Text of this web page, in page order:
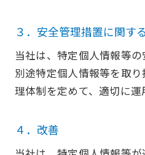
３．安全管理措置に関す
当社は、特定個人情報等の
別途特定個人情報等を取
理体制を定めて、適切に運
４．改善